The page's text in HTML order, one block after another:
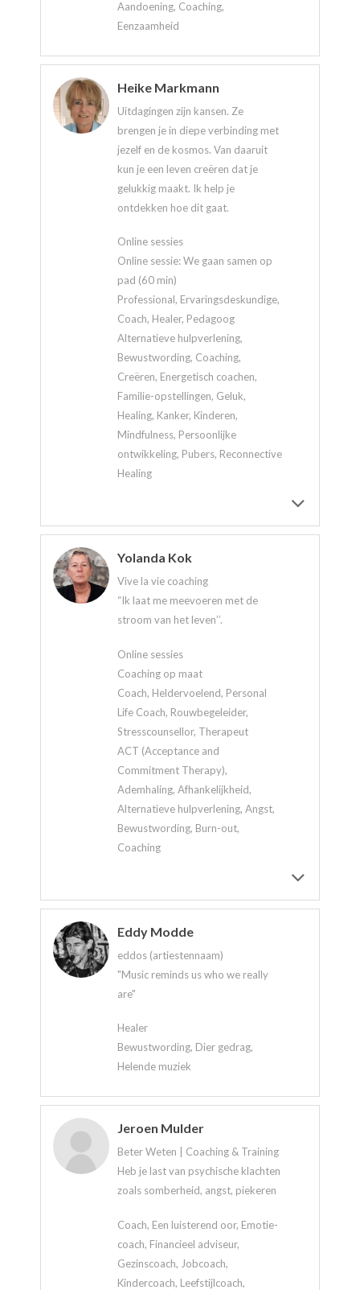
Aandoening, Coaching,
Eenzaamheid
Heike Markmann
Uitdagingen zijn kansen. Ze
brengen je in diepe verbinding met
jezelf en de kosmos. Van daaruit
kun je een leven creëren dat je
gelukkig maakt. Ik help je
ontdekken hoe dit gaat.
Online sessies
Online sessie: We gaan samen op
pad (60 min)
Professional, Ervaringsdeskundige,
Coach, Healer, Pedagoog
Alternatieve hulpverlening,
Bewustwording, Coaching,
Creëren, Energetisch coachen,
Familie-opstellingen, Geluk,
Healing, Kanker, Kinderen,
Mindfulness, Persoonlijke
ontwikkeling, Pubers, Reconnective
Healing
Yolanda Kok
Vive la vie coaching
“Ik laat me meevoeren met de
stroom van het leven’’.
Online sessies
Coaching op maat
Coach, Heldervoelend, Personal
Life Coach, Rouwbegeleider,
Stresscounsellor, Therapeut
ACT (Acceptance and
Commitment Therapy),
Ademhaling, Afhankelijkheid,
Alternatieve hulpverlening, Angst,
Bewustwording, Burn-out,
Coaching
Eddy Modde
eddos (artiestennaam)
"Music reminds us who we really
are"
Healer
Bewustwording, Dier gedrag,
Helende muziek
Jeroen Mulder
Beter Weten | Coaching & Training
Heb je last van psychische klachten
zoals somberheid, angst, piekeren
Coach, Een luisterend oor, Emotie-
coach, Financieel adviseur,
Gezinscoach, Jobcoach,
Kindercoach, Leefstijlcoach,